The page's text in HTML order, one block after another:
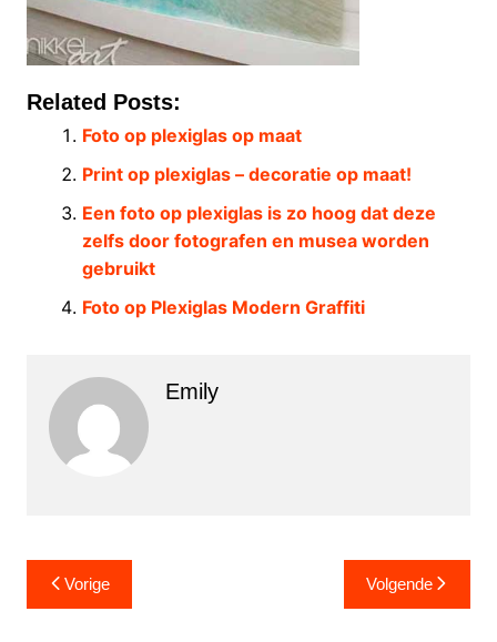
Related Posts:
Foto op plexiglas op maat
Print op plexiglas – decoratie op maat!
Een foto op plexiglas is zo hoog dat deze
zelfs door fotografen en musea worden
gebruikt
Foto op Plexiglas Modern Graffiti
Emily
Berichtnavigatie
Vorige Volgende